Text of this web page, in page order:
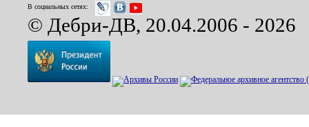
В социальных сетях:
© Дебри-ДВ, 20.04.2006 - 2026